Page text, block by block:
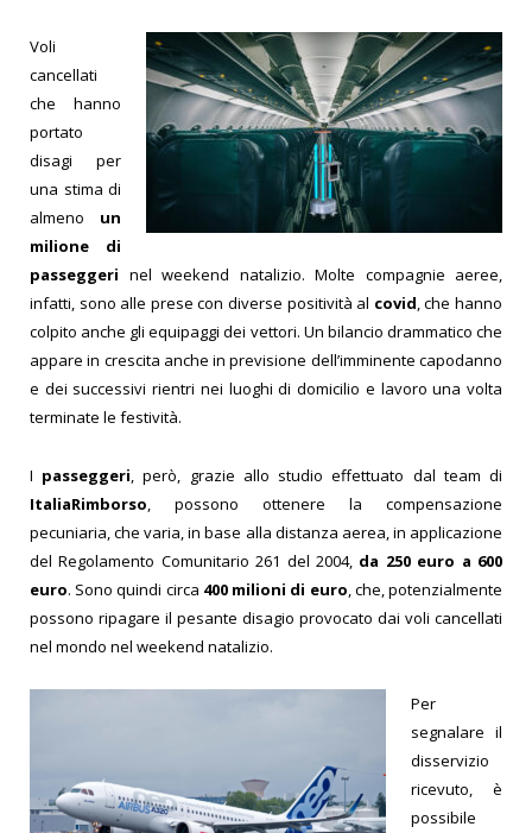
Voli
cancellati
che hanno
portato
disagi per
una stima di
almeno un
milione di
passeggeri nel weekend natalizio. Molte compagnie aeree,
infatti, sono alle prese con diverse positività al covid, che hanno
colpito anche gli equipaggi dei vettori. Un bilancio drammatico che
appare in crescita anche in previsione dell’imminente capodanno
e dei successivi rientri nei luoghi di domicilio e lavoro una volta
terminate le festività.
I passeggeri , però, grazie allo studio effettuato dal team di
ItaliaRimborso , possono ottenere la compensazione
pecuniaria, che varia, in base alla distanza aerea, in applicazione
del Regolamento Comunitario 261 del 2004, da 250 euro a 600
euro. Sono quindi circa 400 milioni di euro , che, potenzialmente
possono ripagare il pesante disagio provocato dai voli cancellati
nel mondo nel weekend natalizio.
Per
segnalare il
disservizio
ricevuto, è
possibile